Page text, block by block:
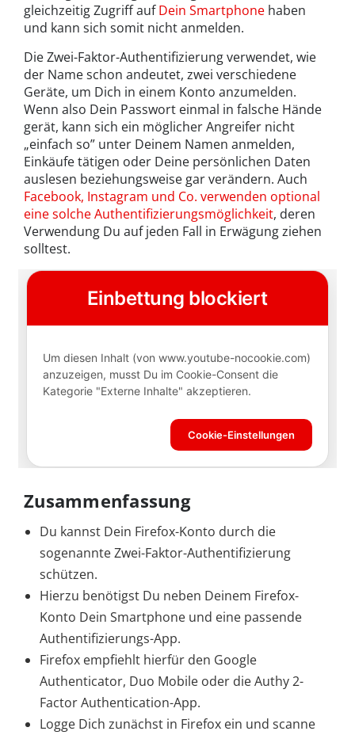
gleichzeitig Zugriff aufDein Smartphone haben
und kann sich somit nicht anmelden.
Die Zwei-Faktor-Authentifizierung verwendet, wie
der Name schon andeutet, zwei verschiedene
Geräte, um Dich in einem Konto anzumelden.
Wenn also Dein Passwort einmal in falsche Hände
gerät, kann sich ein möglicher Angreifer nicht
„einfach so” unter Deinem Namen anmelden,
Einkäufe tätigen oder Deine persönlichen Daten
auslesen beziehungsweise gar verändern. Auch
Facebook, Instagram und Co. verwenden optional
eine solche Authentifizierungsmöglichkeit, deren
Verwendung Du auf jeden Fall in Erwägung ziehen
solltest.
Zusammenfassung
Du kannst Dein Firefox-Konto durch die
sogenannte Zwei-Faktor-Authentifizierung
schützen.
Hierzu benötigst Du neben Deinem Firefox-
Konto Dein Smartphone und eine passende
Authentifizierungs-App.
Firefox empfiehlt hierfür den Google
Authenticator, Duo Mobile oder die Authy 2-
Factor Authentication-App.
Logge Dich zunächst in Firefox ein und scanne